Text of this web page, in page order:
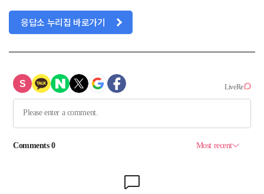
응답소 누리집 바로가기